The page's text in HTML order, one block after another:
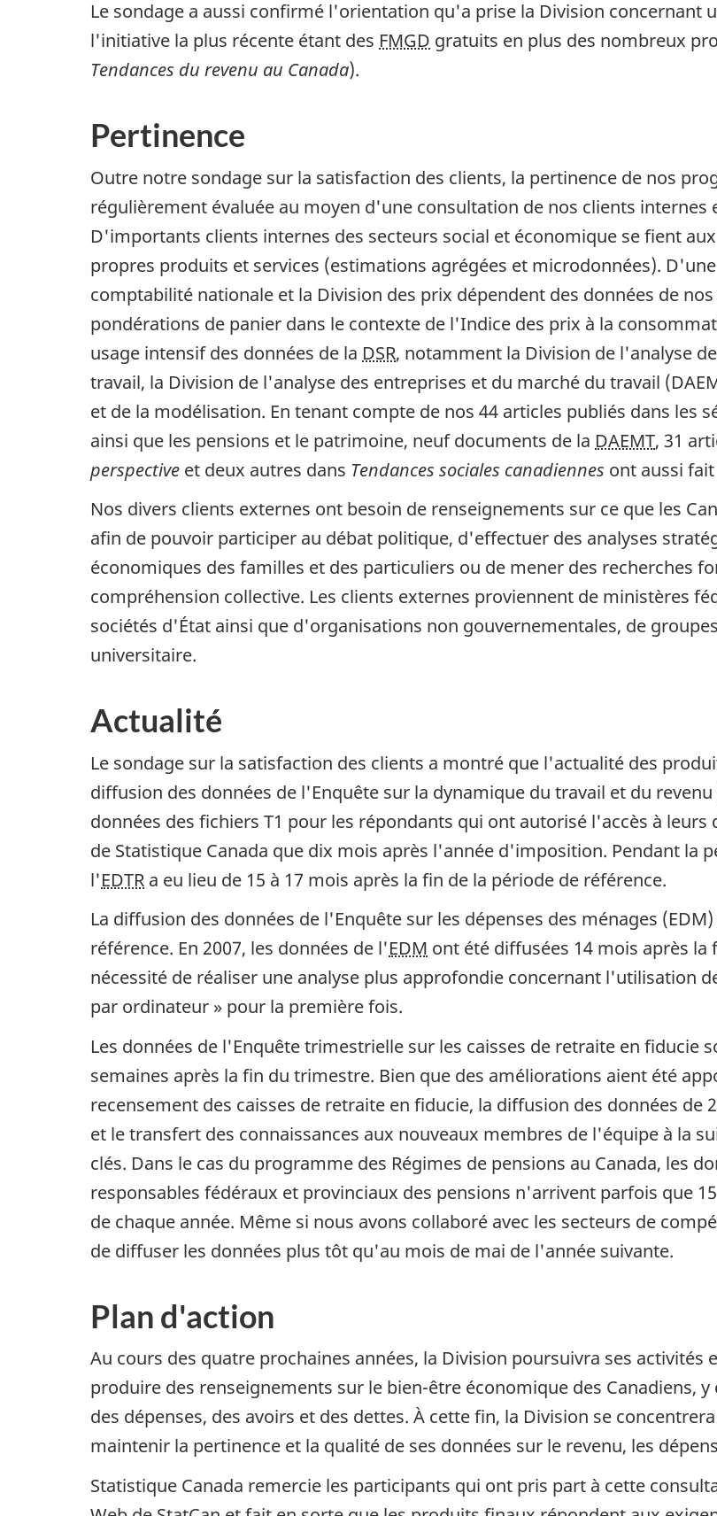
Le sondage a aussi confirmé l'orientation qu'a prise la Division concernant
l'initiative la plus récente étant des FMGD gratuits en plus des nombreux
Tendances du revenu au Canada).
Pertinence
Outre notre sondage sur la satisfaction des clients, la pertinence de nos
régulièrement évaluée au moyen d'une consultation de nos clients internes
D'importants clients internes des secteurs social et économique se fient
propres produits et services (estimations agrégées et microdonnées).
comptabilité nationale et la Division des prix dépendent des données de
pondérations de panier dans le contexte de l'Indice des prix à la
usage intensif des données de la DSR, notamment la Division de l'analyse
travail, la Division de l'analyse des entreprises et du marché du travail
et de la modélisation. En tenant compte de nos 44 articles publiés dans les
ainsi que les pensions et le patrimoine, neuf documents de la DAEMT, 31
perspective et deux autres dans Tendances sociales canadiennes ont aussi
Nos divers clients externes ont besoin de renseignements sur ce que les
afin de pouvoir participer au débat politique, d'effectuer des analyses
économiques des familles et des particuliers ou de mener des recherches
compréhension collective. Les clients externes proviennent de ministères
sociétés d'État ainsi que d'organisations non gouvernementales, de
universitaire.
Actualité
Le sondage sur la satisfaction des clients a montré que l'actualité des
diffusion des données de l'Enquête sur la dynamique du travail et du
données des fichiers T1 pour les répondants qui ont autorisé l'accès à
de Statistique Canada que dix mois après l'année d'imposition. Pendant la
l'EDTR a eu lieu de 15 à 17 mois après la fin de la période de référence.
La diffusion des données de l'Enquête sur les dépenses des ménages
référence. En 2007, les données de l'EDM ont été diffusées 14 mois après
nécessité de réaliser une analyse plus approfondie concernant l'utilisation
par ordinateur » pour la première fois.
Les données de l'Enquête trimestrielle sur les caisses de retraite en fiducie
semaines après la fin du trimestre. Bien que des améliorations aient été
recensement des caisses de retraite en fiducie, la diffusion des données
et le transfert des connaissances aux nouveaux membres de l'équipe à la
clés. Dans le cas du programme des Régimes de pensions au Canada, les
responsables fédéraux et provinciaux des pensions n'arrivent parfois que
de chaque année. Même si nous avons collaboré avec les secteurs de
de diffuser les données plus tôt qu'au mois de mai de l'année suivante.
Plan d'action
Au cours des quatre prochaines années, la Division poursuivra ses
produire des renseignements sur le bien-être économique des Canadiens,
des dépenses, des avoirs et des dettes. À cette fin, la Division se
maintenir la pertinence et la qualité de ses données sur le revenu, les
Statistique Canada remercie les participants qui ont pris part à cette